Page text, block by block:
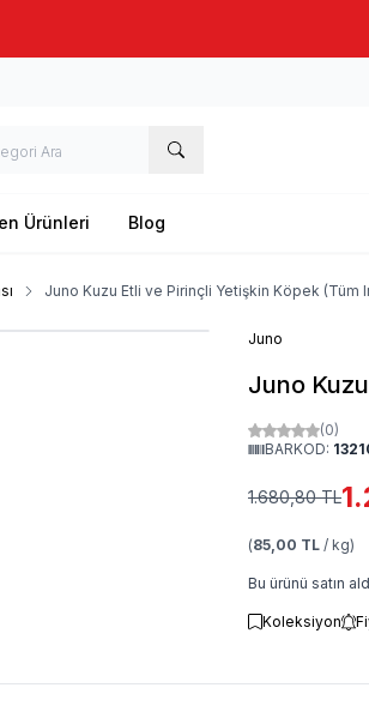
Ürünleri Blog
Juno Kuzu Etli ve Pirinçli Yetişkin Köpek (Tüm
Juno
Juno
(0)
BARKOD:
1.680,80TL
(85,00 TL / kg)
Bu ürünü satın
Koleksiyon